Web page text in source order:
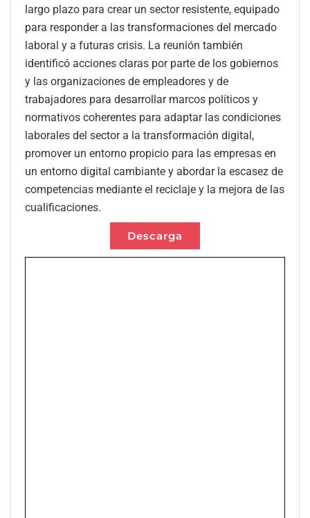
largo plazo para crear un sector resistente, equipado
para responder a las transformaciones del mercado
laboral y a futuras crisis. La reunión también
identificó acciones claras por parte de los gobiernos
y las organizaciones de empleadores y de
trabajadores para desarrollar marcos políticos y
normativos coherentes para adaptar las condiciones
laborales del sector a la transformación digital,
promover un entorno propicio para las empresas en
un entorno digital cambiante y abordar la escasez de
competencias mediante el reciclaje y la mejora de las
cualificaciones.
Descarga